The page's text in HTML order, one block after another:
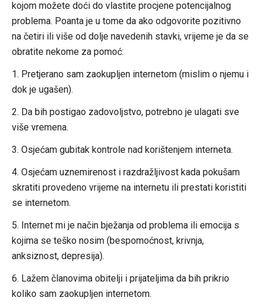
kojom možete doći do vlastite procjene potencijalnog
problema. Poanta je u tome da ako odgovorite pozitivno
na četiri ili više od dolje navedenih stavki, vrijeme je da se
obratite nekome za pomoć:
1. Pretjerano sam zaokupljen internetom (mislim o njemu i
dok je ugašen).
2. Da bih postigao zadovoljstvo, potrebno je ulagati sve
više vremena.
3. Osjećam gubitak kontrole nad korištenjem interneta.
4. Osjećam uznemirenost i razdražljivost kada pokušam
skratiti provedeno vrijeme na internetu ili prestati koristiti
se internetom.
5. Internet mi je način bježanja od problema ili emocija s
kojima se teško nosim (bespomoćnost, krivnja,
anksiznost, depresija).
6. Lažem članovima obitelji i prijateljima da bih prikrio
koliko sam zaokupljen internetom.